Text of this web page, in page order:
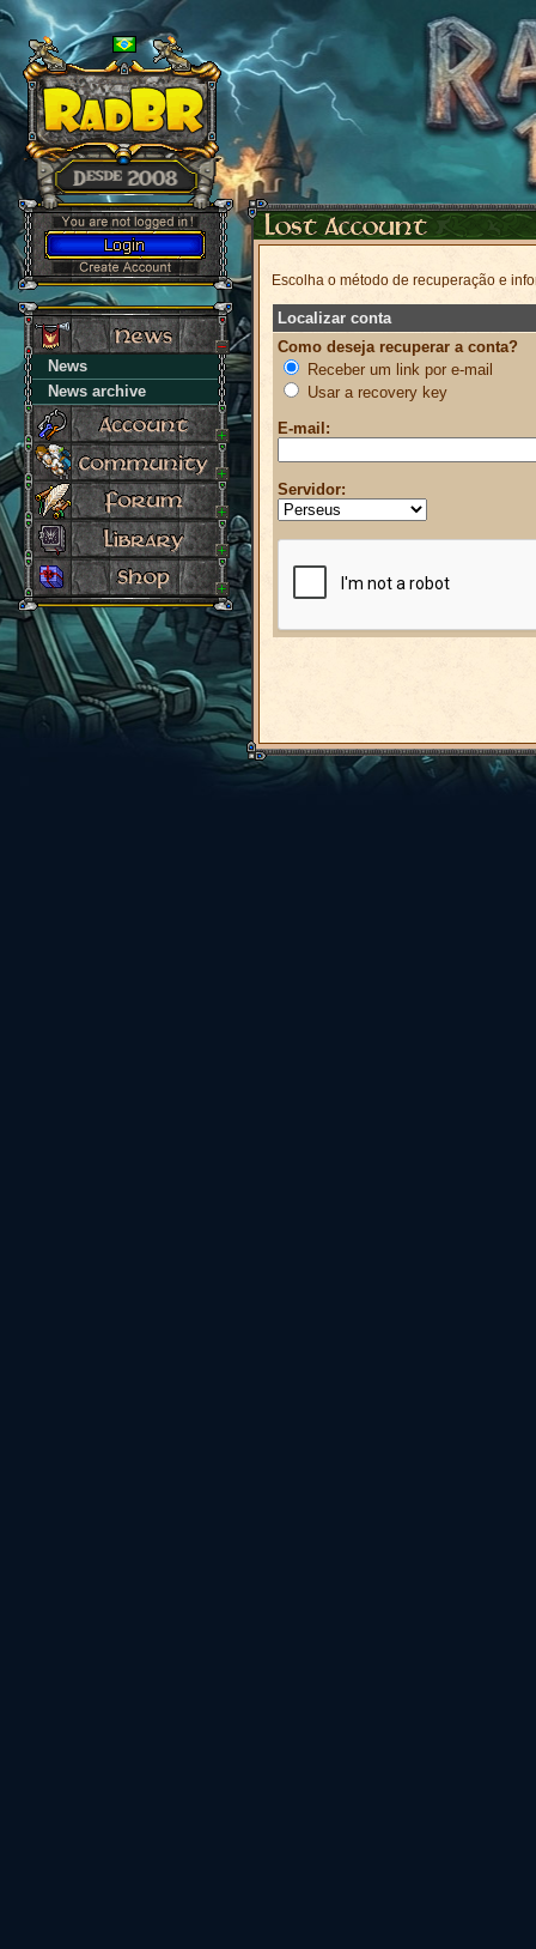
News
News archive
Escolha o método de recuperação e
Localizar conta
Como deseja recuperar a conta?
Receber um link por e-mail
Usar a recovery key
E-mail:
Servidor: